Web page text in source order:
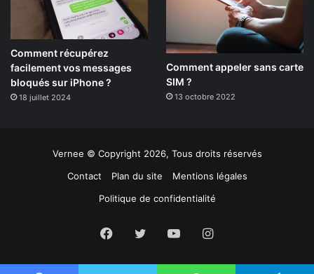
Comment récupérez
facilement vos messages
bloqués sur iPhone ?
18 juillet 2024
Comment appeler sans carte
SIM ?
13 octobre 2022
Vernee © Copyright 2026, Tous droits réservés
Contact
Plan du site
Mentions légales
Politique de confidentialité
Facebook
TwitterYouTubeInstagram